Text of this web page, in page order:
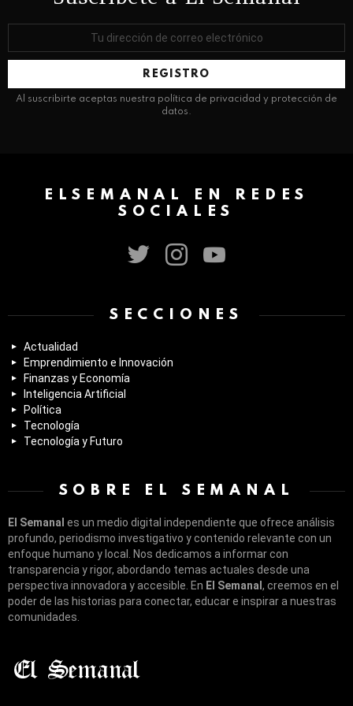
correo
Al suscribirte aceptas nuestra política de privacidad y protección de
datos.
ELSEMANAL EN REDES
SOCIALES
SECCIONES
Actualidad
Emprendimiento e Innovación
Finanzas y Economía
Inteligencia Artificial
Política
Tecnología
Tecnología y Futuro
SOBRE EL SEMANAL
El Semanal es un medio digital independiente que ofrece análisis
profundo, periodismo investigativo y contenido relevante con un
enfoque humano y local. Nos dedicamos a informar con
transparencia y rigor, abordando temas actuales desde una
perspectiva innovadora y accesible. En El Semanal , creemos en el
poder de las historias para conectar, educar e inspirar a nuestras
comunidades.